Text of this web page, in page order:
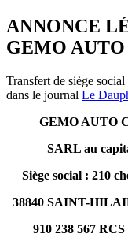
ANNONCE
GEMO
Transfert de siège
dans le journal Le
GEMO AUTO
SARL au
Siège social : 210
38840 SAINT-
910 238 567